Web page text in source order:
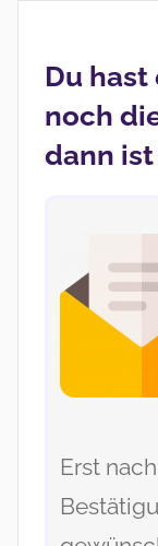
springen
Du
noch
dann
Erst